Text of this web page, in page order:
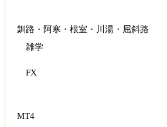
釧路・阿寒・根室・川湯・屈斜路
雑学
FX
MT4